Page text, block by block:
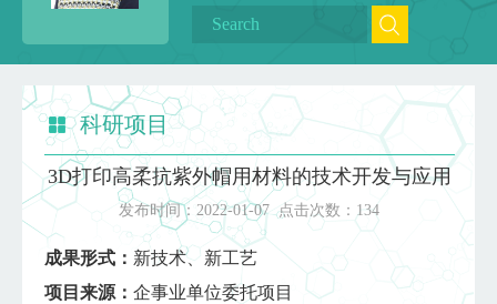
科研项目
3D打印高柔抗紫外帽用材料的技术开发与应用
发布时间： 2022-01-07 点击次数： 134
成果形式： 新技术、新工艺
项目来源： 企事业单位委托项目